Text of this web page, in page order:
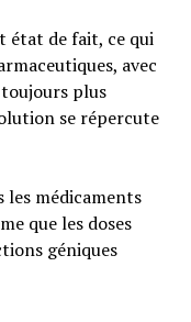
état de fait, ce qui
avec
toujours plus
se répercute
les médicaments
que les doses
géniques